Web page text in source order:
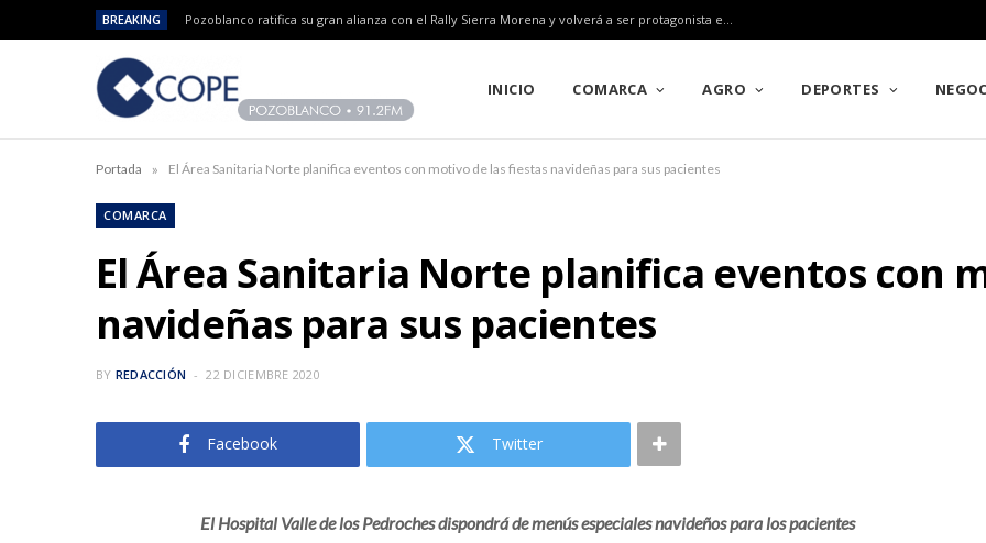
BREAKING Pozoblanco ratifica su gran alianza con el Rally Sierra Morena y volverá a ser protagonista en el Campeonato de Europa en 2027
INICIO COMARCA AGRO DEPORTES
Portada » El Área Sanitaria Norte planifica eventos con motivo de las fiestas navideñas para sus pacientes
COMARCA
El Área Sanitaria Norte planifica eventos con
navideñas para sus pacientes
BY REDACCIÓN 22 DICIEMBRE 2020
Facebook Twitter
El Hospital Valle de los Pedroches dispondrá de menús especiales navideños para los pacientes